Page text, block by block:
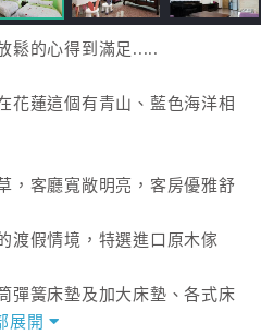
鬆的心得到滿足.....
花蓮這個有青山、藍色海洋相
，客廳寬敞明亮，客房優雅舒
渡假情境，特選進口原木傢
彈簧床墊及加大床墊、各式床
展開